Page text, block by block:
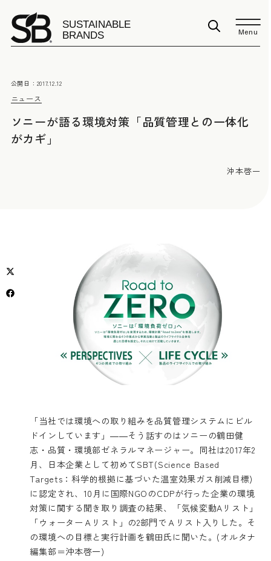
Menu
ニュース
公開日： 2017.12.12
ソニーが語る環境対策「品質管理との一体化
がカギ」
沖本啓一
「当社では環境への取り組みを品質管理システムにビル
ドインしています」――そう話すのはソニーの鶴田健
志・品質・環境部ゼネラルマネージャー。同社は2017年2
月、日本企業として初めてSBT(Science Based
Targets：科学的根拠に基づいた温室効果ガス削減目標)
に認定され、10月に国際NGOのCDPが行った企業の環境
対策に関する聞き取り調査の結果、「気候変動Aリスト」
「ウォーターＡリスト」の2部門でＡリスト入りした。そ
の環境への目標と実行計画を鶴田氏に聞いた。(オルタナ
編集部＝沖本啓一)